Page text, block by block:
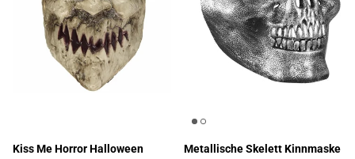
Kiss Me Horror Halloween
Metallische Skelett Kinnmaske